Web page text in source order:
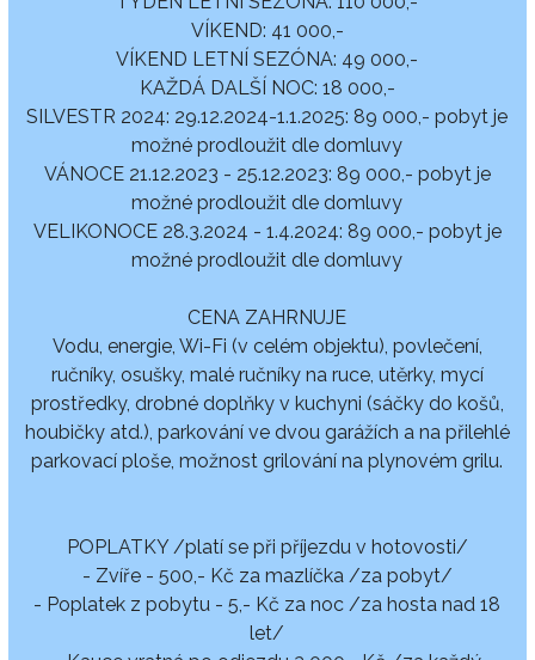
VÍKEND: 41 000,-
VÍKEND LETNÍ SEZÓNA: 49 000,-
KAŽDÁ DALŠÍ NOC: 18 000,-
SILVESTR 2024: 29.12.2024-1.1.2025: 89 000,- pobyt je
možné prodloužit dle domluvy
VÁNOCE 21.12.2023 - 25.12.2023: 89 000,- pobyt je
možné prodloužit dle domluvy
VELIKONOCE 28.3.2024 - 1.4.2024: 89 000,- pobyt je
možné prodloužit dle domluvy
CENA ZAHRNUJE
Vodu, energie, Wi-Fi (v celém objektu), povlečení,
ručníky, osušky, malé ručníky na ruce, utěrky, mycí
prostředky, drobné doplňky v kuchyni (sáčky do košů,
houbičky atd.), parkování ve dvou garážích a na přilehlé
parkovací ploše, možnost grilování na plynovém grilu.
POPLATKY /platí se při příjezdu v hotovosti/
- Zvíře - 500,- Kč za mazlíčka /za pobyt/
- Poplatek z pobytu - 5,- Kč za noc /za hosta nad 18
let/